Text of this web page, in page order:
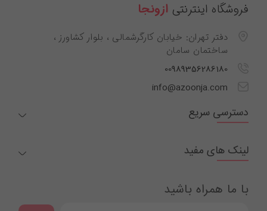
فروشگاه اینترنتی ازونجا
دفتر تهران: خیابان کارگرشمالی ، بلوار کشاورز ،
ساختمان سامان
00989356286180
info@azoonja.com
دسترسی سریع
لینک های مفید
با ما همراه باشید